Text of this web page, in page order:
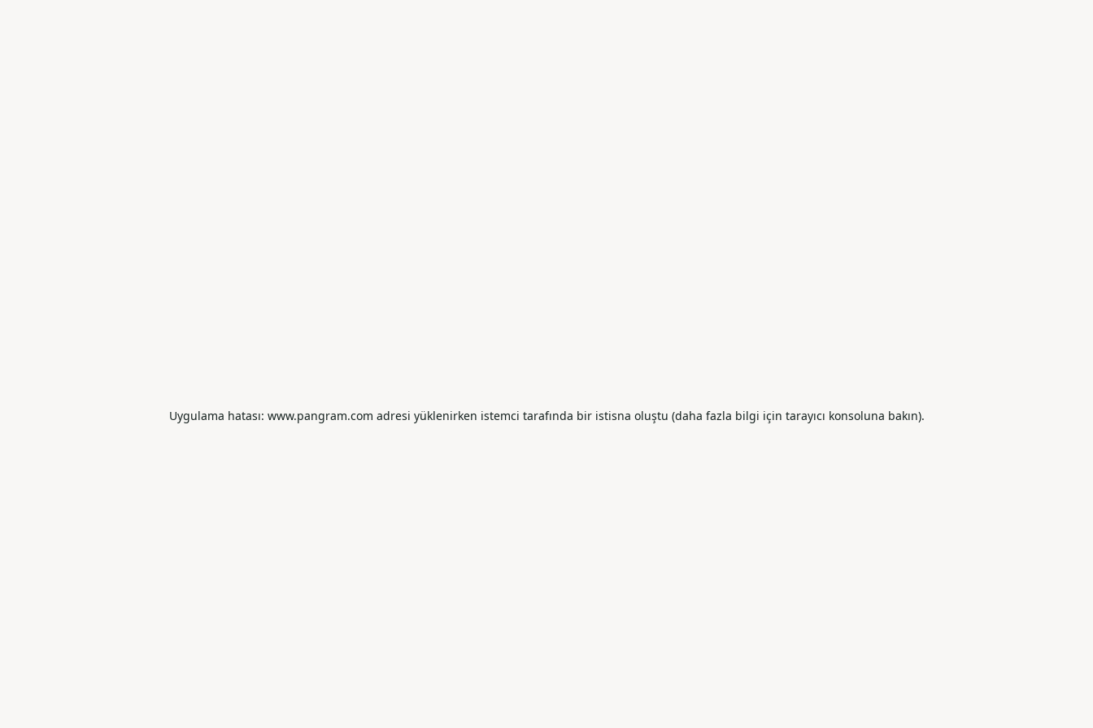
Uygulama hatası: www.pangram.com adresi yüklenirken istemci tarafında bir istisna oluştu (daha fazla bilgi için tarayıcı konsoluna bakın).